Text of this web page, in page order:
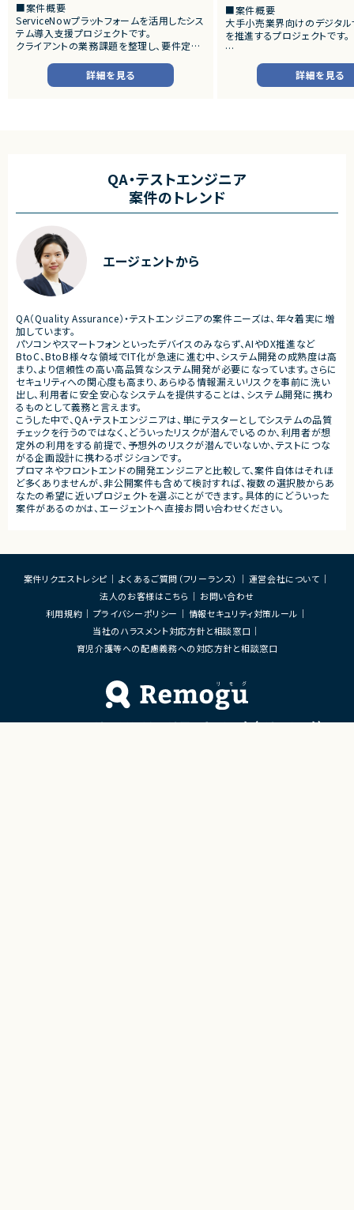
■案件概要
ServiceNowプラットフォームを活用したシス
テム導入支援プロジェクトです。
クライアントの業務課題を整理し、要件定義
だきます。
・詳細設計書、テスト仕様書等のドキュメント
・成果物レビューおよび品質管理
・開発メンバーへの技術支援、進捗管理
■体制
・少人数体制でのプロジェクト推進
・クライアントおよび開発メンバーとのコミュ
ニケーションあり
■募集背景
プロジェクト拡大に伴う増員募集
詳細を見る
■案件概要
大手小売業界向けのデジタ
を推進するプロジェクトです。
■プロダクトやサービスの概
・店舗向けスマホアプリおよ
システムの継続的なエンハ
・要件整理および要件定義支
・バックエンドシステムの設計
・リリース対応および品質向
■担当工程
・要件定義
・基本設計
・詳細設計
・実装
・テスト
・リリース対応
■その他補足
・複数ベンダーによる混成チ
・全体約100名規模の大型プ
詳細を見る
QA・テストエンジニア
案件のトレンド
エージェントから
QA（Quality Assurance）・テストエンジニアの案件ニーズは、年々着実に増
加しています。
パソコンやスマートフォンといったデバイスのみならず、AIやDX推進など
BtoC、BtoB様々な領域でIT化が急速に進む中、システム開発の成熟度は高
まり、より信頼性の高い高品質なシステム開発が必要になっています。さらに
セキュリティへの関心度も高まり、あらゆる情報漏えいリスクを事前に洗い
出し、利用者に安全安心なシステムを提供することは、システム開発に携わ
るものとして義務と言えます。
こうした中で、QA・テストエンジニアは、単にテスターとしてシステムの品質
チェックを行うのではなく、どういったリスクが潜んでいるのか、利用者が想
定外の利用をする前提で、予想外のリスクが潜んでいないか、テストにつな
がる企画設計に携わるポジションです。
プロマネやフロントエンドの開発エンジニアと比較して、案件自体はそれほ
ど多くありませんが、非公開案件も含めて検討すれば、複数の選択肢からあ
なたの希望に近いプロジェクトを選ぶことができます。具体的にどういった
案件があるのかは、エージェントへ直接お問い合わせください。
案件リクエストレシピ よくあるご質問（フリーランス）
運営会社について
法人のお客様はこちら
お問い合わせ
利用規約
プライバシーポリシー
情報セキュリティ対策ルール
当社のハラスメント対応方針と相談窓口
育児介護等への配慮義務への対応方針と相談窓口
Remoguフリーランス×リモートワーク（テレワーク）